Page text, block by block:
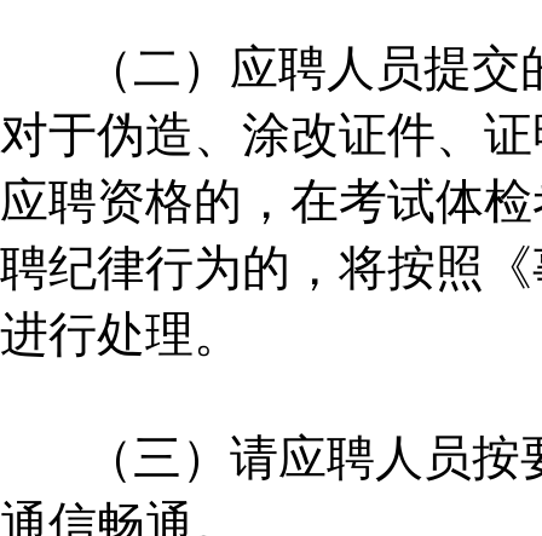
（二）应聘人员提
对于伪造、涂改证件、
应聘资格的，在考试体
聘纪律行为的，将按照
进行处理。
（三）请应聘人员
通信畅通。